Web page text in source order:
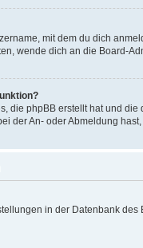
mit dem du dich
wende dich an die Board-
die phpBB erstellt hat und
der An- oder Abmeldung
in der Datenbank